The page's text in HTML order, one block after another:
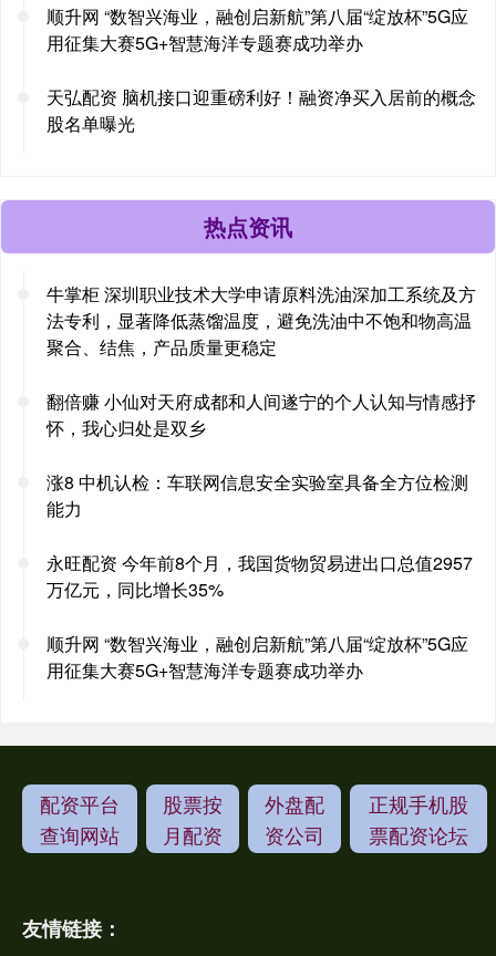
顺升网 “数智兴海业，融创启新航”第八届“绽放杯”5G应
用征集大赛5G+智慧海洋专题赛成功举办
天弘配资 脑机接口迎重磅利好！融资净买入居前的概念
股名单曝光
热点资讯
牛掌柜 深圳职业技术大学申请原料洗油深加工系统及方
法专利，显著降低蒸馏温度，避免洗油中不饱和物高温
聚合、结焦，产品质量更稳定
翻倍赚 小仙对天府成都和人间遂宁的个人认知与情感抒
怀，我心归处是双乡
涨8 中机认检：车联网信息安全实验室具备全方位检测
能力
永旺配资 今年前8个月，我国货物贸易进出口总值2957
万亿元，同比增长35%
顺升网 “数智兴海业，融创启新航”第八届“绽放杯”5G应
用征集大赛5G+智慧海洋专题赛成功举办
配资平台
查询网站
股票按
月配资
外盘配
资公司
正规手机股
票配资论坛
友情链接：